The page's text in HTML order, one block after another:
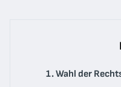
1. Wahl der